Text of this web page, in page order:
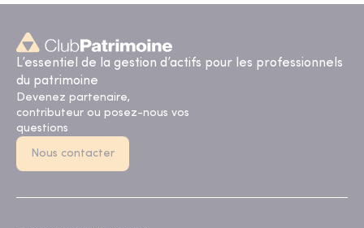
L’essentiel de la gestion d’actifs pour les professionnels
du patrimoine
Devenez partenaire,
contributeur ou posez-nous vos
questions
Nous contacter